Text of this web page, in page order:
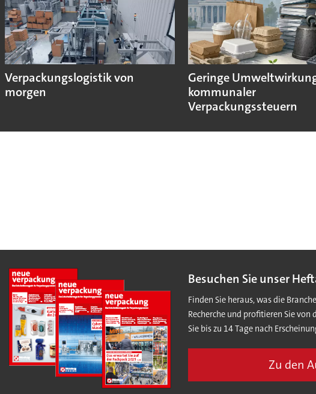
Verpackungslogistik von
morgen
Geringe
kommunaler
Verpackungssteuern
Besuchen Sie unser
Finden Sie heraus, was die
Recherche und profitieren Sie
Sie bis zu 14 Tage nach
Zu den